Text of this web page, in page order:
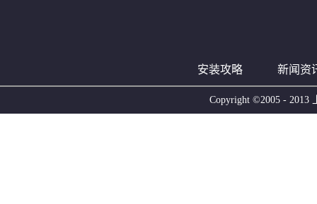
安装攻略 新闻资
Copyright ©2005 - 2013